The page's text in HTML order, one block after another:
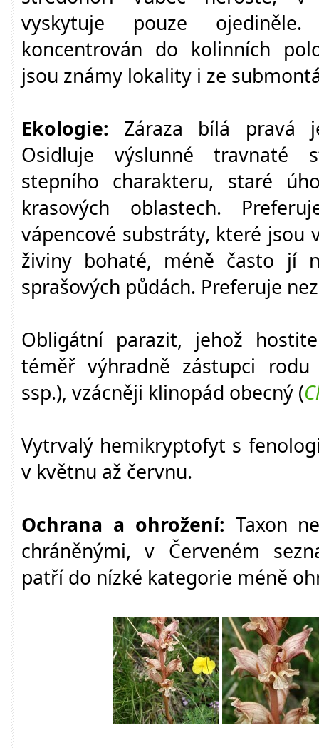
vyskytuje pouze
koncentrován do kolinních
jsou známy lokality i ze
Ekologie: Záraza bílá pravá
Osidluje výslunné travnaté
stepního charakteru, staré
krasových oblastech.
vápencové substráty, které jsou
živiny bohaté, méně často jí
sprašových půdách. Preferuje
Obligátní parazit, jehož
téměř výhradně zástupci
ssp.), vzácněji klinopád obecný (
Vytrvalý hemikryptofyt s
v květnu až červnu.
Ochrana a ohrožení: Taxon
chráněnými, v Červeném
patří do nízké kategorie méně